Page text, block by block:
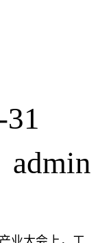
admin